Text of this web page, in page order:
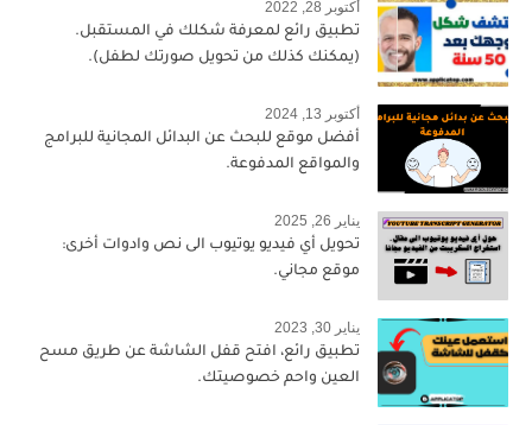
أكتوبر 28, 2022
تطبيق رائع لمعرفة شكلك في المستقبل.
(يمكنك كذلك من تحويل صورتك لطفل).
أكتوبر 13, 2024
أفضل موقع للبحث عن البدائل المجانية للبرامج
والمواقع المدفوعة.
يناير 26, 2025
تحويل أي فيديو يوتيوب الى نص وادوات أخرى:
موقع مجاني.
يناير 30, 2023
تطبيق رائع، افتح قفل الشاشة عن طريق مسح
العين واحم خصوصيتك.